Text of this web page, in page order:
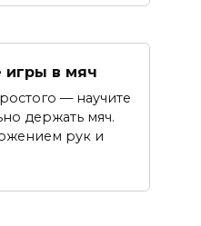
игры в мяч
— научите
держать мяч.
рук и